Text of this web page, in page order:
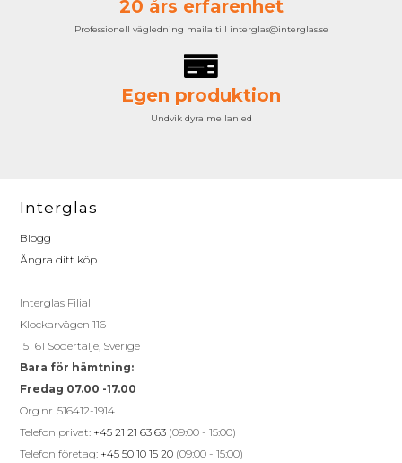
20 års erfarenhet
Professionell vägledning maila till interglas@interglas.se
Egen produktion
Undvik dyra mellanled
Interglas
Blogg
Ångra ditt köp
Interglas Filial
Klockarvägen 116
151 61 Södertälje, Sverige
Bara för hämtning:
Fredag 07.00 -17.00
Org.nr. 516412-1914
Telefon privat: +45 21 21 63 63 (09:00 - 15:00)
Telefon företag: +45 50 10 15 20 (09:00 - 15:00)